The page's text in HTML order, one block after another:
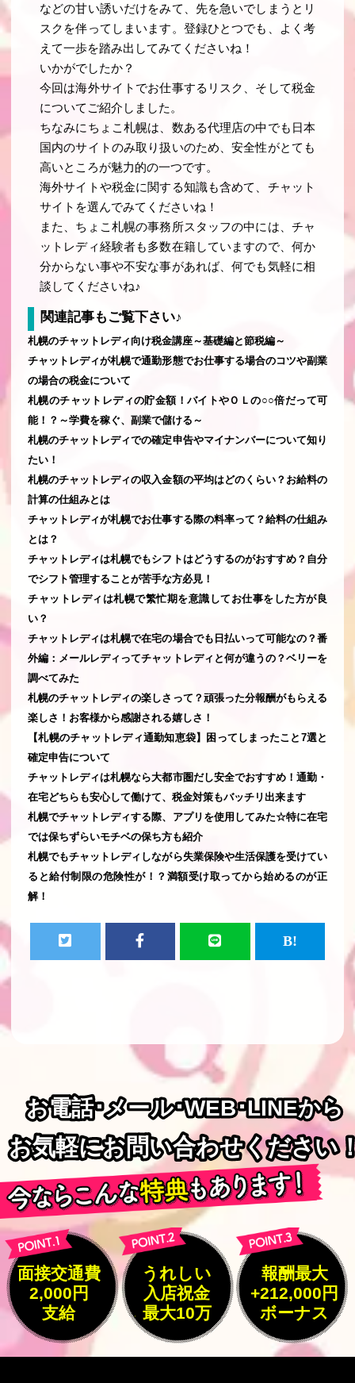
などの甘い誘いだけをみて、先を急いでしまうとリ
スクを伴ってしまいます。登録ひとつでも、よく考
えて一歩を踏み出してみてくださいね！
いかがでしたか？
今回は海外サイトでお仕事するリスク、そして税金
についてご紹介しました。
ちなみにちょこ札幌は、数ある代理店の中でも日本
国内のサイトのみ取り扱いのため、安全性がとても
高いところが魅力的の一つです。
海外サイトや税金に関する知識も含めて、チャット
サイトを選んでみてくださいね！
また、ちょこ札幌の事務所スタッフの中には、チャ
ットレディ経験者も多数在籍していますので、何か
分からない事や不安な事があれば、何でも気軽に相
談してくださいね♪
関連記事もご覧下さい♪
札幌のチャットレディ向け税金講座～基礎編と節税編～
チャットレディが札幌で通勤形態でお仕事する場合のコツや副業
の場合の税金について
札幌のチャットレディの貯金額！バイトやＯＬの○○倍だって可
能！？～学費を稼ぐ、副業で儲ける～
札幌のチャットレディでの確定申告やマイナンバーについて知り
たい！
札幌のチャットレディの収入金額の平均はどのくらい？お給料の
計算の仕組みとは
チャットレディが札幌でお仕事する際の料率って？給料の仕組み
とは？
チャットレディは札幌でもシフトはどうするのがおすすめ？自分
でシフト管理することが苦手な方必見！
チャットレディは札幌で繁忙期を意識してお仕事をした方が良
い？
チャットレディは札幌で在宅の場合でも日払いって可能なの？番
外編：メールレディってチャットレディと何が違うの？ベリーを
調べてみた
札幌のチャットレディの楽しさって？頑張った分報酬がもらえる
楽しさ！お客様から感謝される嬉しさ！
【札幌のチャットレディ通勤知恵袋】困ってしまったこと7選と
確定申告について
チャットレディは札幌なら大都市圏だし安全でおすすめ！通勤・
在宅どちらも安心して働けて、税金対策もバッチリ出来ます
札幌でチャットレディする際、アプリを使用してみた☆特に在宅
では保ちずらいモチベの保ち方も紹介
札幌でもチャットレディしながら失業保険や生活保護を受けてい
ると給付制限の危険性が！？満額受け取ってから始めるのが正
解！
お電話･メール･WEB･LINEから
お電話･メール･WEB･LINEから
お気軽にお問い合わせください
お気軽にお問い合わせください
面接交通費
2,000円
支給
うれしい
入店祝金
最大10万
報酬最大
+212,000円
ボーナス